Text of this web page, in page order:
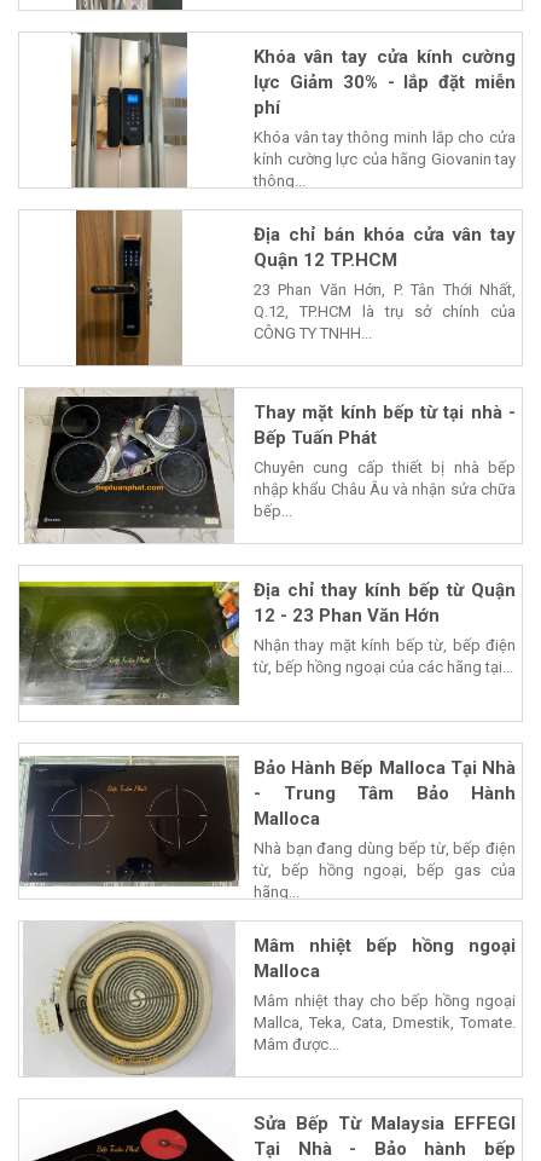
Khóa vân tay cửa kính cường
lực Giảm 30% - lắp đặt miễn
phí
Khóa vân tay thông minh lắp cho cửa
kính cường lực của hãng Giovanin tay
thông...
Địa chỉ bán khóa cửa vân tay
Quận 12 TP.HCM
23 Phan Văn Hớn, P. Tân Thới Nhất,
Q.12, TP.HCM là trụ sở chính của
CÔNG TY TNHH...
Thay mặt kính bếp từ tại nhà -
Bếp Tuấn Phát
Chuyên cung cấp thiết bị nhà bếp
nhập khẩu Châu Âu và nhận sửa chữa
bếp...
Địa chỉ thay kính bếp từ Quận
12 - 23 Phan Văn Hớn
Nhận thay mặt kính bếp từ, bếp điện
từ, bếp hồng ngoại của các hãng tại...
Bảo Hành Bếp Malloca Tại Nhà
- Trung Tâm Bảo Hành
Malloca
Nhà bạn đang dùng bếp từ, bếp điện
từ, bếp hồng ngoại, bếp gas của
hãng...
Mâm nhiệt bếp hồng ngoại
Malloca
Mâm nhiệt thay cho bếp hồng ngoại
Mallca, Teka, Cata, Dmestik, Tomate.
Mâm được...
Sửa Bếp Từ Malaysia EFFEGI
Tại Nhà - Bảo hành bếp